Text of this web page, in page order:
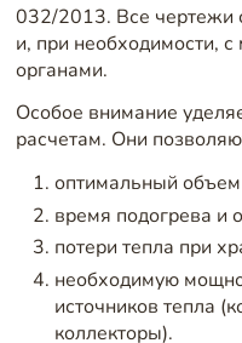
032/2013. Все чертежи
и, при необходимости,
органами.
Особое внимание
расчетам. Они
оптимальный
время подогрева и
потери тепла при
необходимую
источников тепла
коллекторы).